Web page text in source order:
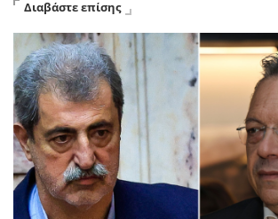
Διαβάστε επίσης